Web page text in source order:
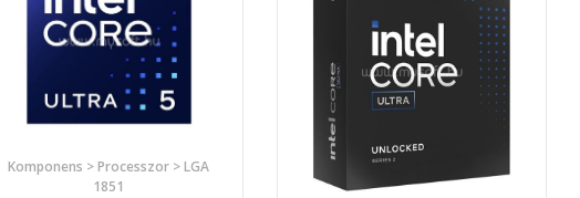
Komponens > Processzor > LGA
1851